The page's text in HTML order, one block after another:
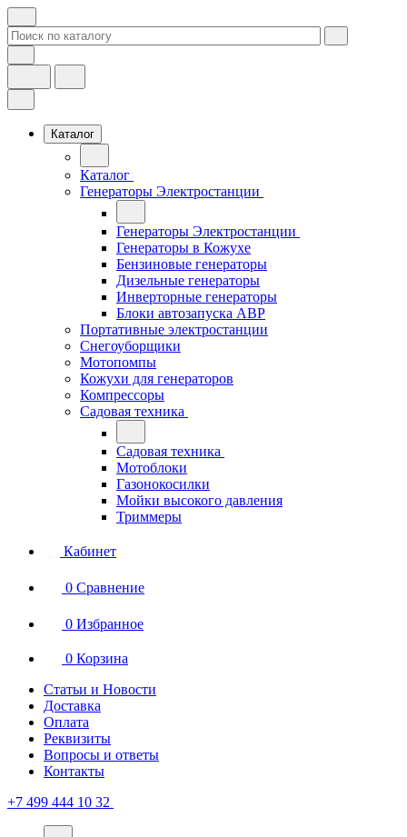
Каталог
Каталог
Генераторы Электростанции
Генераторы Электростанции
Генераторы в Кожухе
Бензиновые генераторы
Дизельные генераторы
Инверторные генераторы
Блоки автозапуска АВР
Портативные электростанции
Снегоуборщики
Мотопомпы
Кожухи для генераторов
Компрессоры
Садовая техника
Садовая техника
Мотоблоки
Газонокосилки
Мойки высокого давления
Триммеры
Кабинет
0 Сравнение
0 Избранное
0 Корзина
Статьи и Новости
Доставка
Оплата
Реквизиты
Вопросы и ответы
Контакты
+7 499 444 10 32